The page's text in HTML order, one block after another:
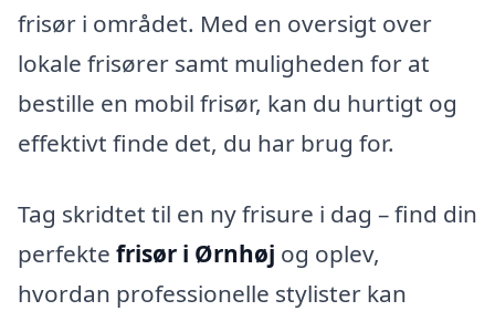
frisør i området. Med en oversigt over
lokale frisører samt muligheden for at
bestille en mobil frisør, kan du hurtigt og
effektivt finde det, du har brug for.
Tag skridtet til en ny frisure i dag – find din
perfekte frisør i Ørnhøj og oplev,
hvordan professionelle stylister kan